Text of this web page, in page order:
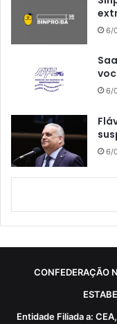
6/
6/
6/
CONFEDERAÇÃO
Entidade Filiada a: